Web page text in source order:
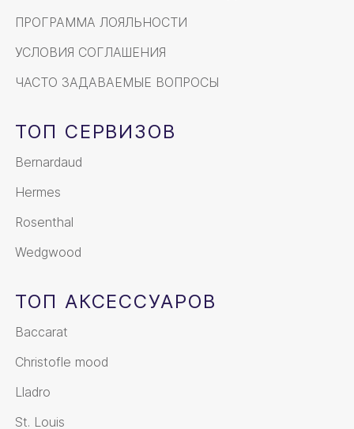
ПРОГРАММА ЛОЯЛЬНОСТИ
УСЛОВИЯ СОГЛАШЕНИЯ
ЧАСТО ЗАДАВАЕМЫЕ ВОПРОСЫ
ТОП СЕРВИЗОВ
Bernardaud
Hermes
Rosenthal
Wedgwood
ТОП АКСЕССУАРОВ
Baccarat
Christofle mood
Lladro
St. Louis